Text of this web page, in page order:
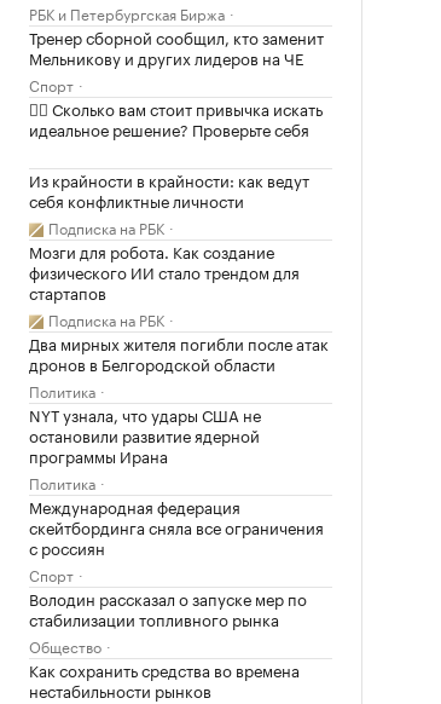
РБК и Петербургская Биржа
Тренер сборной сообщил, кто заменит
Мельникову и других лидеров на ЧЕ
Спорт
✍🏻 Сколько вам стоит привычка искать
идеальное решение? Проверьте себя
Из крайности в крайности: как ведут
себя конфликтные личности
Подписка на РБК
Мозги для робота. Как создание
физического ИИ стало трендом для
стартапов
Подписка на РБК
Два мирных жителя погибли после атак
дронов в Белгородской области
Политика
NYT узнала, что удары США не
остановили развитие ядерной
программы Ирана
Политика
Международная федерация
скейтбординга сняла все ограничения
с россиян
Спорт
Володин рассказал о запуске мер по
стабилизации топливного рынка
Общество
Как сохранить средства во времена
нестабильности рынков